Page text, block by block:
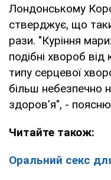
Лондонському
стверджує, що
рази. "Куріння
подібні хвороб від
типу серцевої
більш небезпечно
здоров'я", -
Читайте також:
Оральний секс